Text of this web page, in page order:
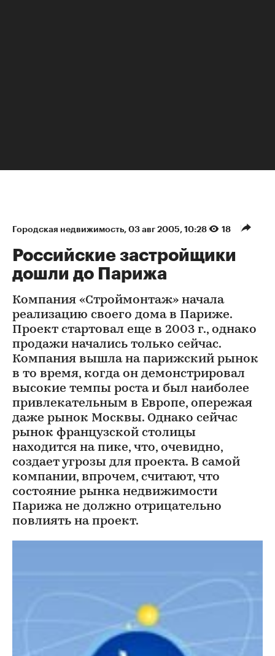
Городская недвижимость⁠, 03 авг 2005, 10:28 18
Российские застройщики
дошли до Парижа
Компания «Строймонтаж» начала
реализацию своего дома в Париже.
Проект стартовал еще в 2003 г., однако
продажи начались только сейчас.
Компания вышла на парижский рынок
в то время, когда он демонстрировал
высокие темпы роста и был наиболее
привлекательным в Европе, опережая
даже рынок Москвы. Однако сейчас
рынок французской столицы
находится на пике, что, очевидно,
создает угрозы для проекта. В самой
компании, впрочем, считают, что
состояние рынка недвижимости
Парижа не должно отрицательно
повлиять на проект.